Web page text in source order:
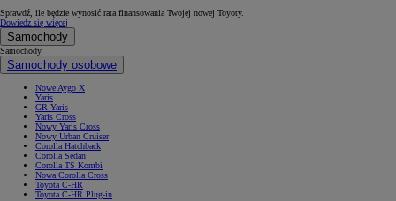
Sprawdź, ile będzie wynosić rata finansowania Twojej nowej Toyoty.
Dowiedz się więcej
Samochody
Samochody
Samochody osobowe
Nowe Aygo X
Yaris
GR Yaris
Yaris Cross
Nowy Yaris Cross
Nowy Urban Cruiser
Corolla Hatchback
Corolla Sedan
Corolla TS Kombi
Nowa Corolla Cross
Toyota C-HR
Toyota C-HR Plug-in